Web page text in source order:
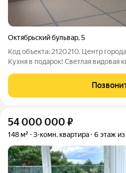
Октябрьский бульвар,5
Код объекта: 2120210. Центр
Кухня в подарок! Светлая видовая
комнаты, продаём со слезами!
ремонт: в квартире
54 000 000 ₽
148 м² 3-комн. квартира 6 этаж из